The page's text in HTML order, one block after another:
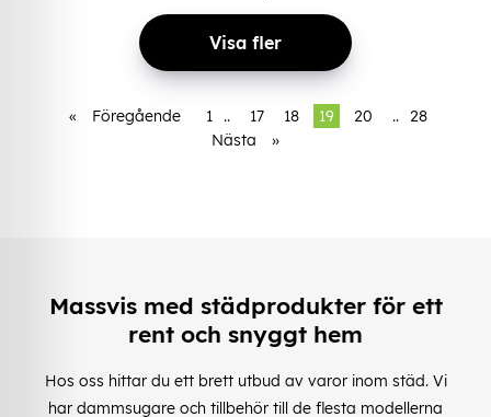
Visa fler
« Föregående 1 .. 17 18 19 20 .. 28
Nästa
»
Massvis med städprodukter för ett
rent och snyggt hem
Hos oss hittar du ett brett utbud av varor inom städ. Vi
har dammsugare och tillbehör till de flesta modellerna